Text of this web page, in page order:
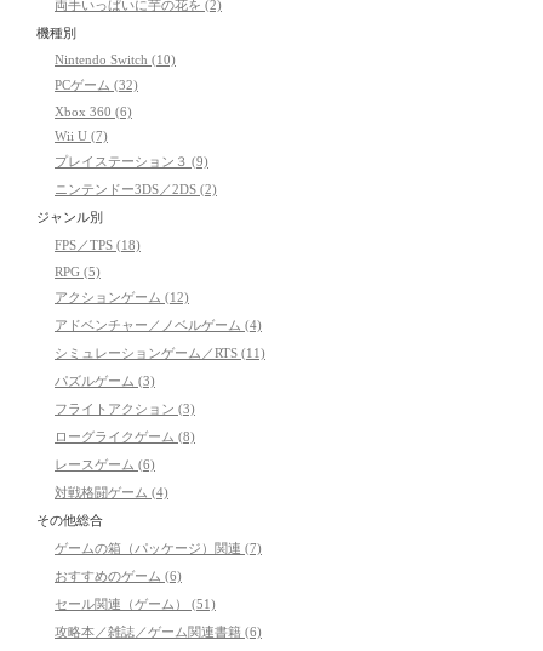
両手いっぱいに芋の花を (2)
機種別
Nintendo Switch (10)
PCゲーム (32)
Xbox 360 (6)
Wii U (7)
プレイステーション３ (9)
ニンテンドー3DS／2DS (2)
ジャンル別
FPS／TPS (18)
RPG (5)
アクションゲーム (12)
アドベンチャー／ノベルゲーム (4)
シミュレーションゲーム／RTS (11)
パズルゲーム (3)
フライトアクション (3)
ローグライクゲーム (8)
レースゲーム (6)
対戦格闘ゲーム (4)
その他総合
ゲームの箱（パッケージ）関連 (7)
おすすめのゲーム (6)
セール関連（ゲーム） (51)
攻略本／雑誌／ゲーム関連書籍 (6)